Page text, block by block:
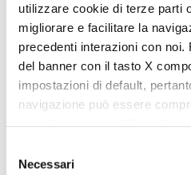
utilizzare cookie di terze parti
migliorare e facilitare la
precedenti interazioni con
del banner con il tasto X
impostazioni di default,
navigazione può essere
Privacy Policy.
Necessari
contempo la funzionalità dei
gas di scarico (DPF,
CRT, DOC, SCR, De-Nox CAT).
speciali additivi
decadimento delle proprietà con